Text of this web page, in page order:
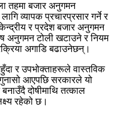
तहमा बजार अनुगमन
व्यापक प्रचारप्रसार गर्ने र
केन्द्रीय र प्रदेश बजार अनुगमन
अनुगमन टोली खटाउने र नियम
अगाडि बढाउनेछन्।
र उपभोक्ताहरूले वास्तविक
आएपछि सरकारले यो
दोषीमाथि तत्काल
रहेको छ।